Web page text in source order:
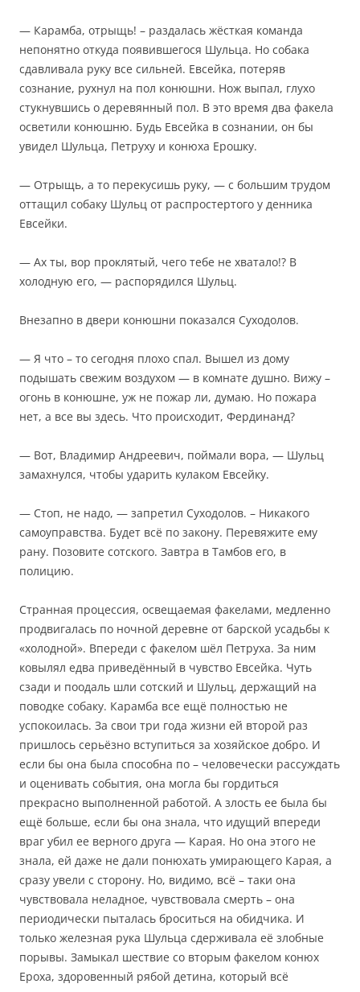
— Карамба, отрыщь! – раздалась жёсткая команда
непонятно откуда появившегося Шульца. Но собака
сдавливала руку все сильней. Евсейка, потеряв
сознание, рухнул на пол конюшни. Нож выпал, глухо
стукнувшись о деревянный пол. В это время два факела
осветили конюшню. Будь Евсейка в сознании, он бы
увидел Шульца, Петруху и конюха Ерошку.
— Отрыщь, а то перекусишь руку, — с большим трудом
оттащил собаку Шульц от распростертого у денника
Евсейки.
— Ах ты, вор проклятый, чего тебе не хватало!? В
холодную его, — распорядился Шульц.
Внезапно в двери конюшни показался Суходолов.
— Я что – то сегодня плохо спал. Вышел из дому
подышать свежим воздухом — в комнате душно. Вижу –
огонь в конюшне, уж не пожар ли, думаю. Но пожара
нет, а все вы здесь. Что происходит, Фердинанд?
— Вот, Владимир Андреевич, поймали вора, — Шульц
замахнулся, чтобы ударить кулаком Евсейку.
— Стоп, не надо, — запретил Суходолов. – Никакого
самоуправства. Будет всё по закону. Перевяжите ему
рану. Позовите сотского. Завтра в Тамбов его, в
полицию.
Странная процессия, освещаемая факелами, медленно
продвигалась по ночной деревне от барской усадьбы к
«холодной». Впереди с факелом шёл Петруха. За ним
ковылял едва приведённый в чувство Евсейка. Чуть
сзади и поодаль шли сотский и Шульц, держащий на
поводке собаку. Карамба все ещё полностью не
успокоилась. За свои три года жизни ей второй раз
пришлось серьёзно вступиться за хозяйское добро. И
если бы она была способна по – человечески рассуждать
и оценивать события, она могла бы гордиться
прекрасно выполненной работой. А злость ее была бы
ещё больше, если бы она знала, что идущий впереди
враг убил ее верного друга — Карая. Но она этого не
знала, ей даже не дали понюхать умирающего Карая, а
сразу увели с сторону. Но, видимо, всё – таки она
чувствовала неладное, чувствовала смерть – она
периодически пыталась броситься на обидчика. И
только железная рука Шульца сдерживала её злобные
порывы. Замыкал шествие со вторым факелом конюх
Ероха, здоровенный рябой детина, который всё